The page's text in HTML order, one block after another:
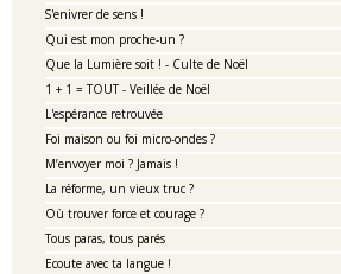
S'enivrer de sens !
Qui est mon proche-un ?
Que la Lumière soit ! - Culte de Noël
1 + 1 = TOUT - Veillée de Noël
L'espérance retrouvée
Foi maison ou foi micro-ondes ?
M’envoyer moi ? Jamais !
La réforme, un vieux truc ?
Où trouver force et courage ?
Tous paras, tous parés
Ecoute avec ta langue !